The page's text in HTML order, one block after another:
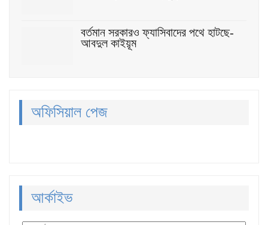
বর্তমান সরকারও ফ্যাসিবাদের পথে হাটছে-
আবদুল কাইয়ূম
অফিসিয়াল পেজ
আর্কাইভ